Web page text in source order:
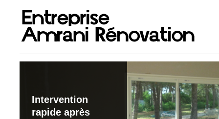
Intervention
rapide après